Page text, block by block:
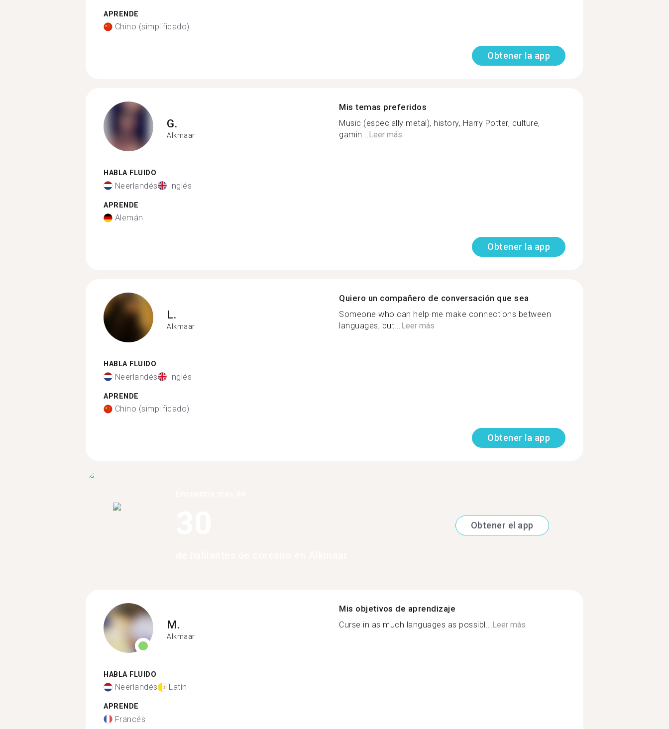
APRENDE
Chino (simplificado)
Obtener la app
G.
Alkmaar
HABLA FLUIDO
Neerlandés Inglés
APRENDE
Alemán
Mis temas preferidos
Music (especially metal), history, Harry Potter, culture,
gamin...Leer más
Obtener la app
L.
Alkmaar
HABLA FLUIDO
Neerlandés Inglés
APRENDE
Chino (simplificado)
Quiero un compañero de conversación que sea
Someone who can help me make connections between
languages, but...Leer más
Obtener la app
Obtener el app
M.
Alkmaar
HABLA FLUIDO
Neerlandés Latín
APRENDE
Francés
Mis objetivos de aprendizaje
Curse in as much languages as possibl... Leer más